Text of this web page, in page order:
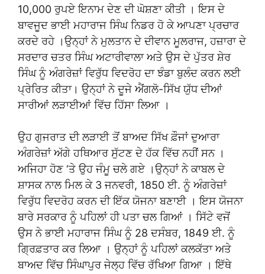
10,000 ਰੁਪਏ ਇਨਾਮ ਦੇਣ ਦੀ ਘੋਸ਼ਣਾ ਕੀਤੀ । ਇਸ ਦੇ
ਬਾਵਜੂਦ ਭਾਈ ਮਹਾਰਾਜ ਸਿੰਘ ਨਿਡਰ ਹੋ ਕੇ ਆਪਣਾ ਪ੍ਰਚਾਰ
ਕਰਦੇ ਰਹੇ ।ਉਨ੍ਹਾਂ ਨੇ ਮੁਲਤਾਨ ਦੇ ਦੀਵਾਨ ਮੂਲਰਾਜ, ਹਜ਼ਾਰਾ ਦੇ
ਸਰਦਾਰ ਚਤਰ ਸਿੰਘ ਅਟਾਰੀਵਾਲਾ ਅਤੇ ਉਸ ਦੇ ਪੁੱਤਰ ਸ਼ੇਰ
ਸਿੰਘ ਨੂੰ ਅੰਗਰੇਜ਼ਾਂ ਵਿਰੁੱਧ ਵਿਦਰੋਹ ਦਾ ਝੰਡਾ ਬੁਲੰਦ ਕਰਨ ਲਈ
ਪ੍ਰੇਰਿਤ ਕੀਤਾ। ਉਨ੍ਹਾਂ ਨੇ ਦੂਜੇ ਐਂਗਲੋ-ਸਿੱਖ ਯੁੱਧ ਦੀਆਂ
ਸਾਰੀਆਂ ਲੜਾਈਆਂ ਵਿੱਚ ਹਿੱਸਾ ਲਿਆ ।
ਉਹ ਗੁਜਰਾਤ ਦੀ ਲੜਾਈ ਤੋਂ ਬਾਅਦ ਸਿੱਖ ਫ਼ੌਜਾਂ ਦੁਆਰਾ
ਅੰਗਰੇਜ਼ਾਂ ਅੱਗੇ ਹਥਿਆਰ ਸੁੱਟਣ ਦੇ ਹੱਕ ਵਿੱਚ ਨਹੀਂ ਸਨ ।
ਅਜਿਹਾ ਹੋਣ ‘ਤੇ ਉਹ ਜੰਮੂ ਚਲੇ ਗਏ ।ਉਨ੍ਹਾਂ ਨੇ ਕਾਬਲ ਦੇ
ਸ਼ਾਸਕ ਨਾਲ ਮਿਲ ਕੇ 3 ਜਨਵਰੀ, 1850 ਈ. ਨੂੰ ਅੰਗਰੇਜ਼ਾਂ
ਵਿਰੁੱਧ ਵਿਦਰੋਹ ਕਰਨ ਦੀ ਇੱਕ ਯੋਜਨਾ ਬਣਾਈ । ਇਸ ਯੋਜਨਾ
ਬਾਰੇ ਸਰਕਾਰ ਨੂੰ ਪਹਿਲਾਂ ਹੀ ਪਤਾ ਚਲ ਗਿਆਂ । ਸਿੱਟੇ ਵਜੋਂ
ਉਸ ਨੇ ਭਾਈ ਮਹਾਰਾਜ ਸਿੰਘ ਨੂੰ 28 ਦਸੰਬਰ, 1849 ਈ. ਨੂੰ
ਗ੍ਰਿਫ਼ਤਾਰ ਕਰ ਲਿਆ । ਉਨ੍ਹਾਂ ਨੂੰ ਪਹਿਲਾਂ ਕਲਕੱਤਾ ਅਤੇ
ਬਾਅਦ ਵਿੱਚ ਸਿੰਘਾਪੁਰ ਜੇਲ੍ਹ ਵਿੱਚ ਰੱਖਿਆ ਗਿਆ । ਇੱਥੇ